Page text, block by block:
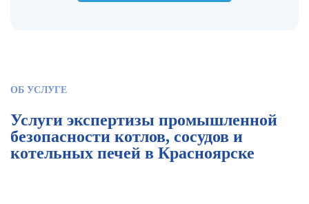
ОБ УСЛУГЕ
Услуги экспертизы промышленной
безопасности котлов, сосудов и
котельных печей в Красноярске